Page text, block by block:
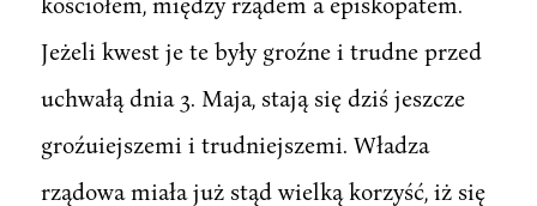
Jeżeli kwest je te były groźne i trudne przed
uchwałą dnia 3. Maja, stają się dziś jeszcze
groźuiejszemi i trudniejszemi. Władza
rządowa miała już stąd wielką korzyść, iż się